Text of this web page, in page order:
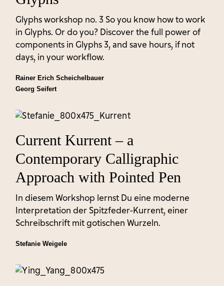
Glyphs workshop no. 3 So you know how to work
in Glyphs. Or do you? Discover the full power of
components in Glyphs 3, and save hours, if not
days, in your workflow.
Rainer Erich Scheichelbauer
Georg Seifert
Current Kurrent – a
Contemporary Calligraphic
Approach with Pointed Pen
In diesem Workshop lernst Du eine moderne
Interpretation der Spitzfeder-Kurrent, einer
Schreibschrift mit gotischen Wurzeln.
Stefanie Weigele